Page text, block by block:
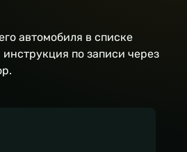
автомобиля в списке
по записи через